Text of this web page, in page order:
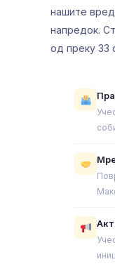
нашите
напредок.
од преку 33